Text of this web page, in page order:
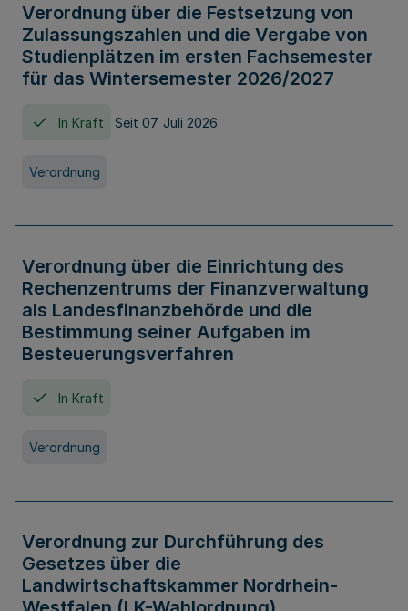
Verordnung über die Festsetzung von
Zulassungszahlen und die Vergabe von
Studienplätzen im ersten Fachsemester
für das Wintersemester 2026/2027
In Kraft Seit 07. Juli 2026
Verordnung
Verordnung über die Einrichtung des
Rechenzentrums der Finanzverwaltung
als Landesfinanzbehörde und die
Bestimmung seiner Aufgaben im
Besteuerungsverfahren
In Kraft
Verordnung
Verordnung zur Durchführung des
Gesetzes über die
Landwirtschaftskammer Nordrhein-